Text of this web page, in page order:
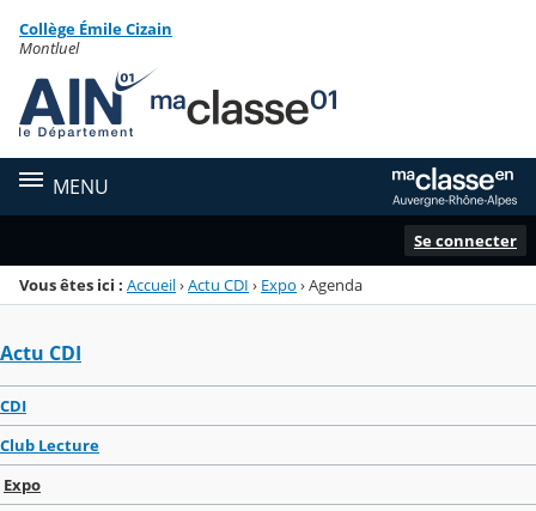
Menu de la rubrique
Contenu
Collège Émile Cizain
Montluel
MENU
Se connecter
Vous êtes ici : Accueil›Actu CDI › Expo ›Agenda
Actu CDI
CDI
Club Lecture
Expo